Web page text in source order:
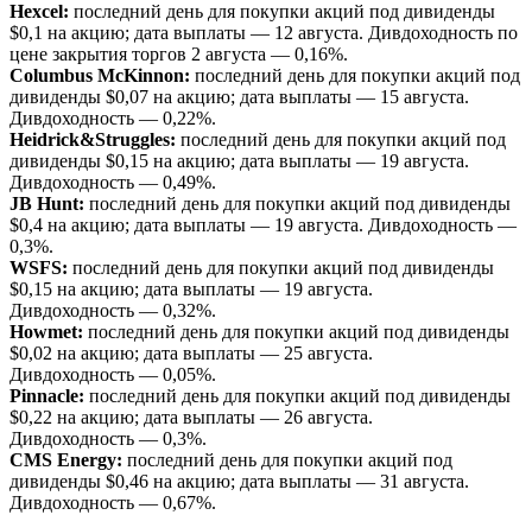
Hexcel: последний день для покупки акций под дивиденды
$0,1 на акцию; дата выплаты — 12 августа. Дивдоходность по
цене закрытия торгов 2 августа — 0,16%.
Columbus McKinnon: последний день для покупки акций под
дивиденды $0,07 на акцию; дата выплаты — 15 августа.
Дивдоходность — 0,22%.
Heidrick&Struggles: последний день для покупки акций под
дивиденды $0,15 на акцию; дата выплаты — 19 августа.
Дивдоходность — 0,49%.
JB Hunt: последний день для покупки акций под дивиденды
$0,4 на акцию; дата выплаты — 19 августа. Дивдоходность —
0,3%.
WSFS: последний день для покупки акций под дивиденды
$0,15 на акцию; дата выплаты — 19 августа.
Дивдоходность — 0,32%.
Howmet: последний день для покупки акций под дивиденды
$0,02 на акцию; дата выплаты — 25 августа.
Дивдоходность — 0,05%.
Pinnacle: последний день для покупки акций под дивиденды
$0,22 на акцию; дата выплаты — 26 августа.
Дивдоходность — 0,3%.
CMS Energy: последний день для покупки акций под
дивиденды $0,46 на акцию; дата выплаты — 31 августа.
Дивдоходность — 0,67%.